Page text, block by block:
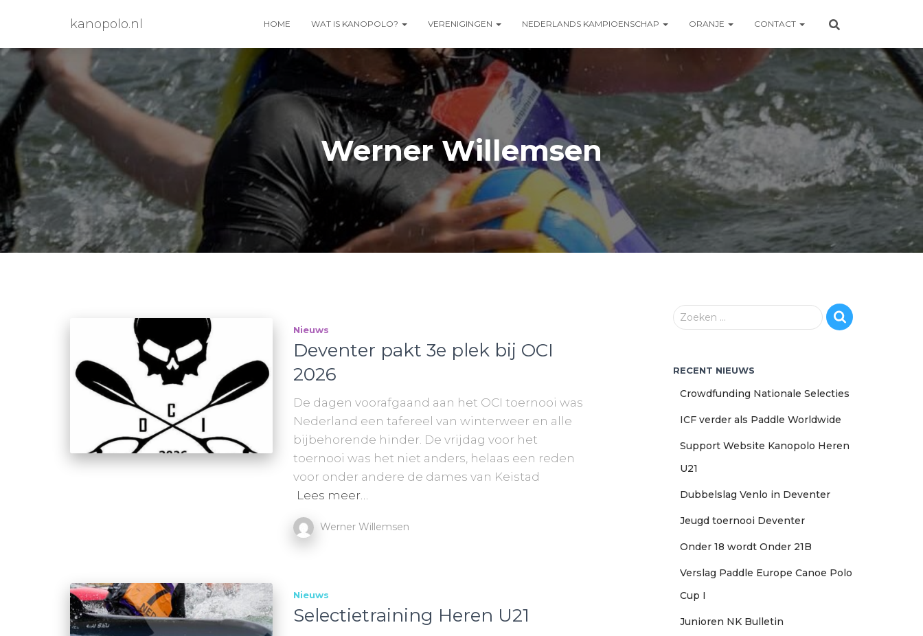
kanopolo.nl HOME WAT IS KANOPOLO? VERENIGINGEN NEDERLANDS KAMPIOENSCHAP ORANJE CONTACT
Werner Willemsen
Nieuws
Deventer pakt 3e plek bij OCI
2026
De dagen voorafgaand aan het OCI toernooi was
Nederland een tafereel van winterweer en alle
bijbehorende hinder. De vrijdag voor het
toernooi was het niet anders, helaas een reden
voor onder andere de dames van Keistad
Lees meer…
Werner Willemsen
Nieuws
Selectietraining Heren U21
Z
e
Zoeken …
RECENT NIEUWS
Crowdfunding Nationale Selecties
ICF verder als Paddle Worldwide
Support Website Kanopolo Heren
U21
Dubbelslag Venlo in Deventer
Jeugd toernooi Deventer
Onder 18 wordt Onder 21B
Verslag Paddle Europe Canoe Polo
Cup I
Junioren NK Bulletin